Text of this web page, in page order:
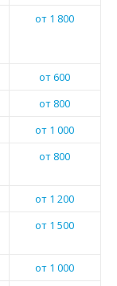
от 1 800
от 600
от 800
от 1 000
от 800
от 1 200
от 1 500
от 1 000